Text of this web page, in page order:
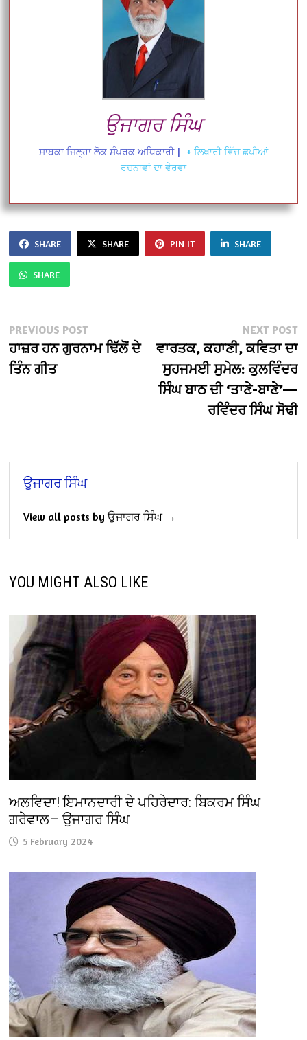
ਉਜਾਗਰ ਸਿੰਘ
ਸਾਬਕਾ ਜਿਲ੍ਹਾ ਲੋਕ ਸੰਪਰਕ ਅਧਿਕਾਰੀ |
+ ਲਿਖਾਰੀ ਵਿੱਚ ਛਪੀਆਂ
ਰਚਨਾਵਾਂ ਦਾ ਵੇਰਵਾ
SHARE SHARE PIN IT SHARE
SHARE
Post
navigation
PREVIOUS POSTPrevious
post:
ਹਾਜ਼ਰ ਹਨ ਗੁਰਨਾਮ ਢਿੱਲੋਂ ਦੇ
ਤਿੰਨ ਗੀਤ
NEXT POST
ਵਾਰਤਕ, ਕਹਾਣੀ, ਕਵਿਤਾ ਦਾ
ਸੁਹਜਮਈ ਸੁਮੇਲ: ਕੁਲਵਿੰਦਰ
ਸਿੰਘ ਬਾਠ ਦੀ ‘ਤਾਣੇ-ਬਾਣੇ’—-
ਰਵਿੰਦਰ ਸਿੰਘ ਸੋਢੀ
ਉਜਾਗਰ ਸਿੰਘ
View all posts by ਉਜਾਗਰ ਸਿੰਘ →
YOU MIGHT ALSO LIKE
ਅਲਵਿਦਾ! ਇਮਾਨਦਾਰੀ ਦੇ ਪਹਿਰੇਦਾਰ: ਬਿਕਰਮ ਸਿੰਘ
ਗਰੇਵਾਲ— ਉਜਾਗਰ ਸਿੰਘ
5 February 2024